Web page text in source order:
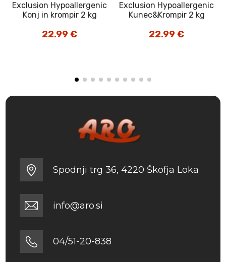
Exclusion Hypoallergenic
Konj in krompir 2 kg
22.99€
Exclusion Hypoallergenic
Kunec&Krompir 2 kg
22.99€
Spodnji trg 36, 4220 Škofja Loka
info@aro.si
04/51-20-838